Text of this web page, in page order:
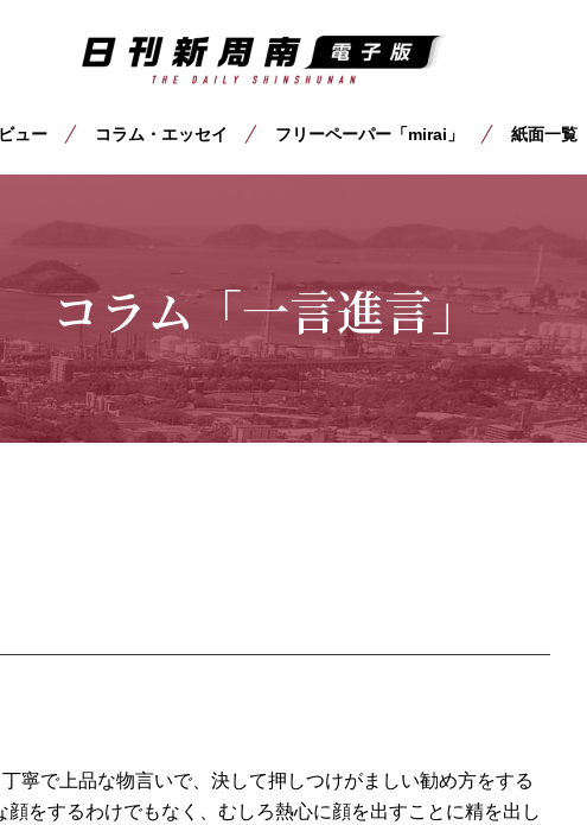
ュー コラム・エッセイ フリーペーパー「mirai」 紙面一覧
コラム「一言進言」
寧で上品な物言いで、決して押しつけがましい勧め方をする
をするわけでもなく、むしろ熱心に顔を出すことに精を出し